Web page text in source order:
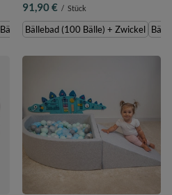
Bällebad (200 Bälle) + Zwickel
hellgrau:gelb/grün/blau/rot/orange,
Bällebad (100 Bälle) + Zwickel
91,90 € / Stück
Bällebad (100 Bälle) + Zwickel